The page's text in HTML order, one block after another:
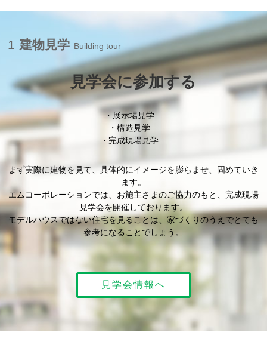
1 建物見学 Building tour
見学会に参加する
展示場見学
構造見学
完成現場見学
まず実際に建物を見て、具体的にイメージを膨らませ、固めていき
ます。
エムコーポレーションでは、お施主さまのご協力のもと、完成現場
見学会を開催しております。
モデルハウスではない住宅を見ることは、家づくりのうえでとても
参考になることでしょう。
見学会情報へ